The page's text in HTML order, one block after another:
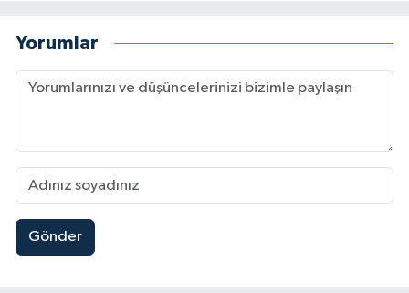
Yorumlar
Gönder